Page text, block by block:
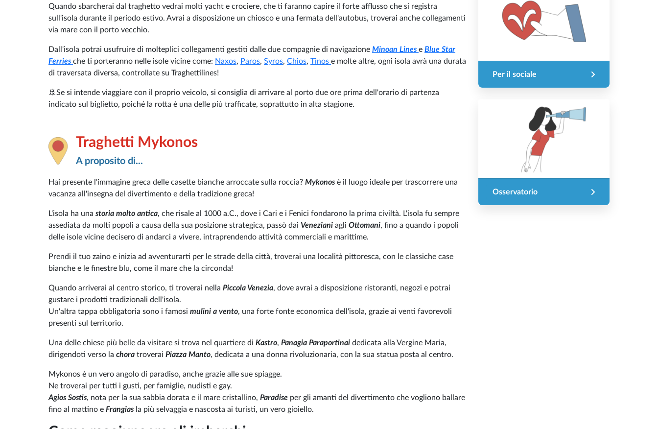
Quando sbarcherai dal traghetto vedrai molti yacht e crociere, che ti faranno capire il forte afflusso che si registra
sull'isola durante il periodo estivo. Avrai a disposizione un chiosco e una fermata dell'autobus, troverai anche collegamenti
via mare con il porto vecchio.
Dall'isola potrai usufruire di molteplici collegamenti gestiti dalle due compagnie di navigazione Minoan Lines e Blue Star
Ferries che ti porteranno nelle isole vicine come: Naxos, Paros, Syros, Chios, Tinos e molte altre, ogni isola avrà una durata
di traversata diversa, controllate su Traghettilines!
🚢Se si intende viaggiare con il proprio veicolo, si consiglia di arrivare al porto due ore prima dell'orario di partenza
indicato sul biglietto, poiché la rotta è una delle più trafficate, soprattutto in alta stagione.
Traghetti Mykonos
A proposito di...
Hai presente l'immagine greca delle casette bianche arroccate sulla roccia? Mykonos è il luogo ideale per trascorrere una
vacanza all'insegna del divertimento e della tradizione greca!
L'isola ha una storia molto antica, che risale al 1000 a.C., dove i Cari e i Fenici fondarono la prima civiltà. L'isola fu sempre
assediata da molti popoli a causa della sua posizione strategica, passò dai Veneziani agli Ottomani, fino a quando i popoli
delle isole vicine decisero di andarci a vivere, intraprendendo attività commerciali e marittime.
Prendi il tuo zaino e inizia ad avventurarti per le strade della città, troverai una località pittoresca, con le classiche case
bianche e le finestre blu, come il mare che la circonda!
Quando arriverai al centro storico, ti troverai nella Piccola Venezia, dove avrai a disposizione ristoranti, negozi e potrai
gustare i prodotti tradizionali dell'isola.
Un'altra tappa obbligatoria sono i famosi mulini a vento, una forte fonte economica dell'isola, grazie ai venti favorevoli
presenti sul territorio.
Una delle chiese più belle da visitare si trova nel quartiere di Kastro, Panagia Paraportinai dedicata alla Vergine Maria,
dirigendoti verso la chora troverai Piazza Manto, dedicata a una donna rivoluzionaria, con la sua statua posta al centro.
Mykonos è un vero angolo di paradiso, anche grazie alle sue spiagge.
Ne troverai per tutti i gusti, per famiglie, nudisti e gay.
Agios Sostis, nota per la sua sabbia dorata e il mare cristallino, Paradise per gli amanti del divertimento che vogliono ballare
fino al mattino e Frangias la più selvaggia e nascosta ai turisti, un vero gioiello.
Per il sociale
Osservatorio